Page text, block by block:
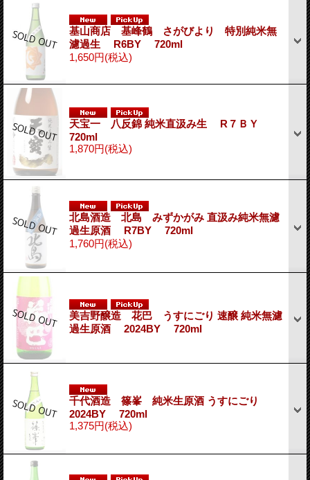
基山商店 基峰鶴 さがびより 特別純米無
濾過生 R6BY 720ml
1,650円(税込)
天宝一 八反錦 純米直汲み生 R７ＢＹ
720ml
1,870円(税込)
北島酒造 北島 みずかがみ 直汲み純米無濾
過生原酒 R7BY 720ml
1,760円(税込)
美吉野醸造 花巴 うすにごり 速醸 純米無濾
過生原酒 2024BY 720ml
千代酒造 篠峯 純米生原酒 うすにごり
2024BY 720ml
1,375円(税込)